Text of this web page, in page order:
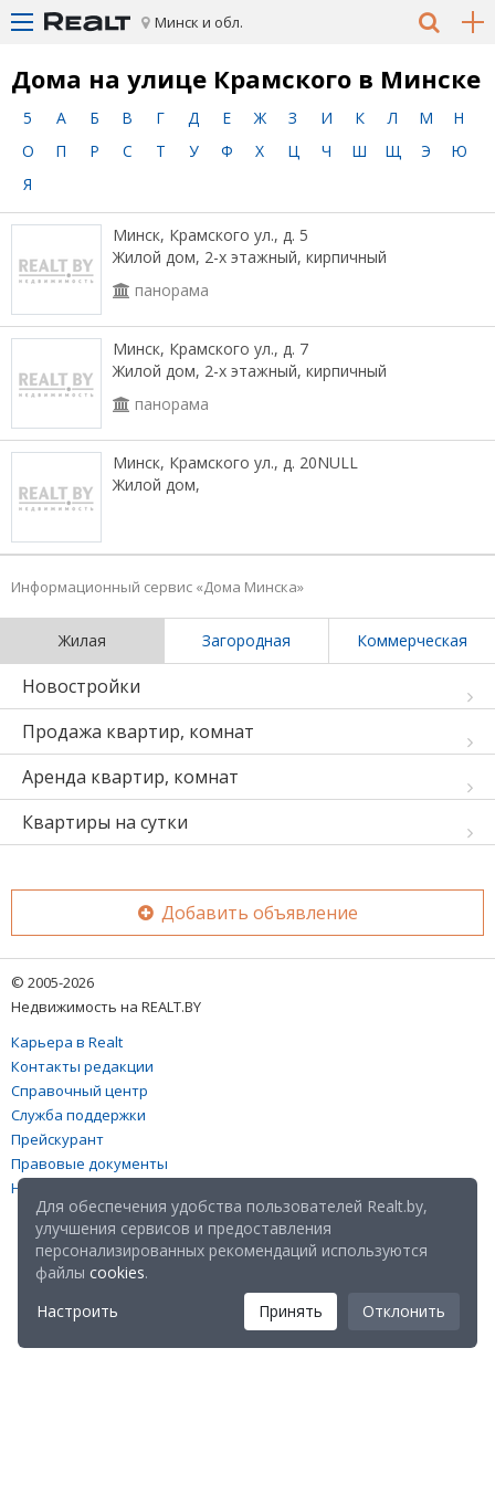
Минск и обл.
Дома на улице Крамского в Минске
5 А Б В Г Д Е Ж З И К Л М
Н
О
П Р С Т У Ф Х Ц Ч Ш Щ Э
Ю
Я
Минск, Крамского ул., д. 5
Жилой дом, 2-х этажный, кирпичный
панорама
Минск, Крамского ул., д. 7
Жилой дом, 2-х этажный, кирпичный
панорама
Минск, Крамского ул., д. 20NULL
Жилой дом,
Информационный сервис «Дома Минска»
Жилая Загородная Коммерческая
Новостройки
Продажа квартир, комнат
Аренда квартир, комнат
Квартиры на сутки
Добавить объявление
© 2005-2026
Недвижимость на REALT.BY
Карьера в Realt
Контакты редакции
Справочный центр
Служба поддержки
Прейскурант
Правовые документы
Настройка файлов cookies
Для обеспечения удобства пользователей Realt.by,
улучшения сервисов и предоставления
персонализированных рекомендаций используются
файлы cookies.
Настроить
Принять Отклонить